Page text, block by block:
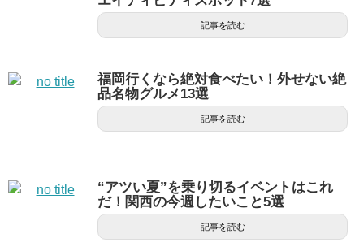
記事を読む
福岡行くなら絶対食べたい！外せない絶
品名物グルメ13選
記事を読む
“アツい夏”を乗り切るイベントはこれ
だ！関西の今週したいこと5選
記事を読む